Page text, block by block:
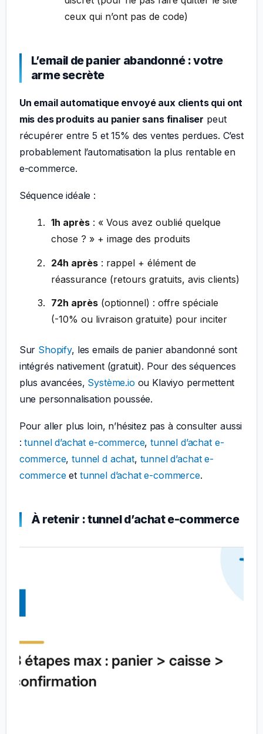
ceux qui n’ont pas de code)
L’email de panier abandonné : votre
arme secrète
Un email automatique envoyé aux clients qui ont
mis des produits au panier sans finaliser peut
récupérer entre 5 et 15% des ventes perdues. C’est
probablement l’automatisation la plus rentable en
e-commerce.
Séquence idéale :
1h après : « Vous avez oublié quelque
chose ? » + image des produits
24h après : rappel + élément de
réassurance (retours gratuits, avis clients)
72h après (optionnel) : offre spéciale
(-10% ou livraison gratuite) pour inciter
Sur Shopify, les emails de panier abandonné sont
intégrés nativement (gratuit). Pour des séquences
plus avancées, Système.io ou Klaviyo permettent
une personnalisation poussée.
Pour aller plus loin, n’hésitez pas à consulter aussi
:tunnel d’achat e-commerce,tunnel d’achat e-
commerce,tunnel d achat, tunnel d’achat e-
commerceet tunnel d’achat e-commerce.
À retenir : tunnel d’achat e-commerce